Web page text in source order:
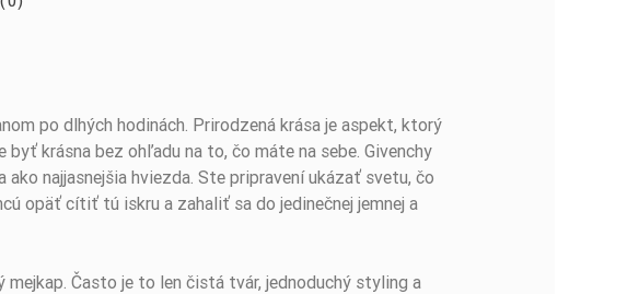
po dlhých hodinách. Prirodzená krása je aspekt, ktorý
krásna bez ohľadu na to, čo máte na sebe. Givenchy
najjasnejšia hviezda. Ste pripravení ukázať svetu, čo
opäť cítiť tú iskru a zahaliť sa do jedinečnej jemnej a
Často je to len čistá tvár, jednoduchý styling a